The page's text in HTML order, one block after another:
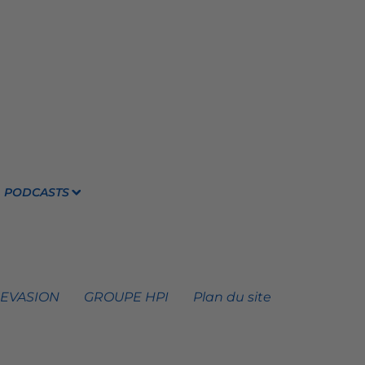
PODCASTS
GROUPE HPI Plan du site